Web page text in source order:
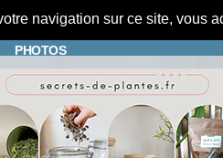
navigation sur ce site, vous
PHOTOS